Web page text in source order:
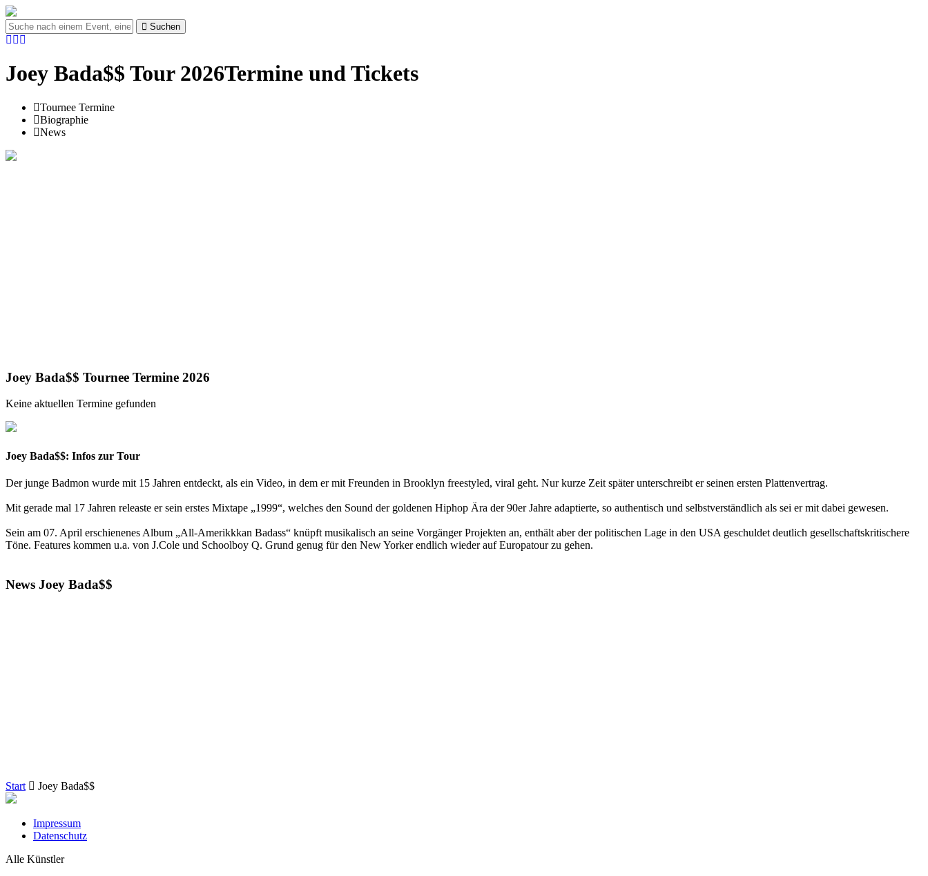
Suchen
Joey Bada$$ Tour 2026Termine und Tickets
Tournee Termine
Biographie
News
Joey Bada$$ Tournee Termine 2026
Keine aktuellen Termine gefunden
Joey Bada$$: Infos zur Tour
Der junge Badmon wurde mit 15 Jahren entdeckt, als ein Video, in dem er mit Freunden in Brooklyn freestyled, viral geht. Nur kurze Zeit später unterschreibt er seinen ersten Plattenvertrag.
Mit gerade mal 17 Jahren releaste er sein erstes Mixtape „1999“, welches den Sound der goldenen Hiphop Ära der 90er Jahre adaptierte, so authentisch und selbstverständlich als sei er mit dabei gewesen.
Sein am 07. April erschienenes Album „All-Amerikkkan Badass“ knüpft musikalisch an seine Vorgänger Projekten an, enthält aber der politischen Lage in den USA geschuldet deutlich gesellschaftskritischere
Töne. Features kommen u.a. von J.Cole und Schoolboy Q. Grund genug für den New Yorker endlich wieder auf Europatour zu gehen.
News Joey Bada$$
Start Joey Bada$$
Impressum
Datenschutz
Alle Künstler